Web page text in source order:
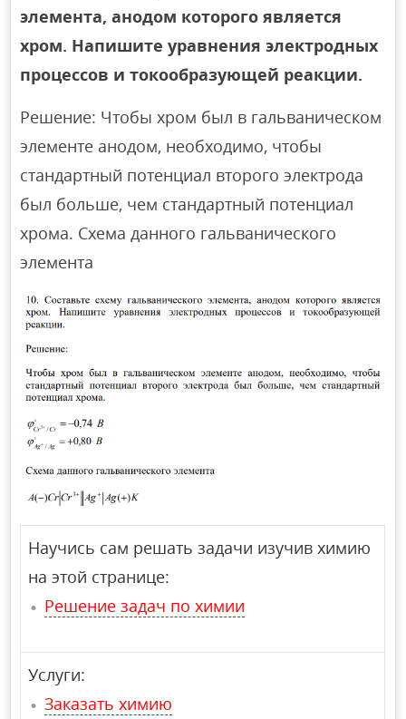
элемента, анодом которого является
хром. Напишите уравнения электродных
процессов и токообразующей реакции.
Решение: Чтобы хром был в гальваническом
элементе анодом, необходимо, чтобы
стандартный потенциал второго электрода
был больше, чем стандартный потенциал
хрома. Схема данного гальванического
элемента
Научись сам решать задачи изучив химию
на этой странице:
Решение задач по химии
Услуги:
Заказать химию